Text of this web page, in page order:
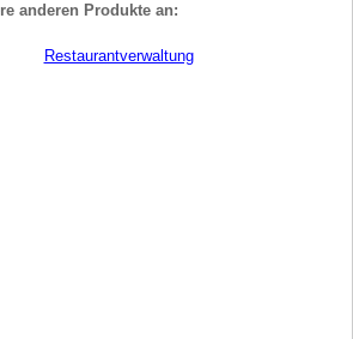
anderen Produkte an:
Restaurantverwaltung